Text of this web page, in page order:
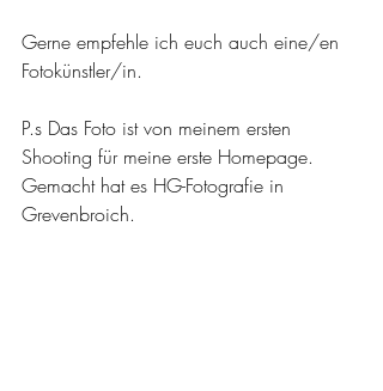
Gerne empfehle ich euch auch eine/en
Fotokünstler/in.
P.s Das Foto ist von meinem ersten
Shooting für meine erste Homepage.
Gemacht hat es HG-Fotografie in
Grevenbroich.